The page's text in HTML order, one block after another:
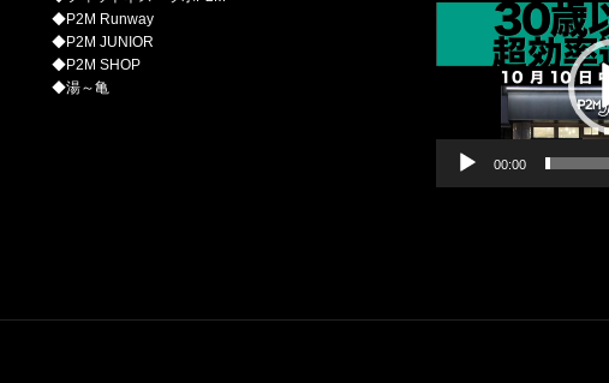
◆P2M Runway
◆P2M JUNIOR
◆P2M SHOP
◆湯～亀
レ
00:00